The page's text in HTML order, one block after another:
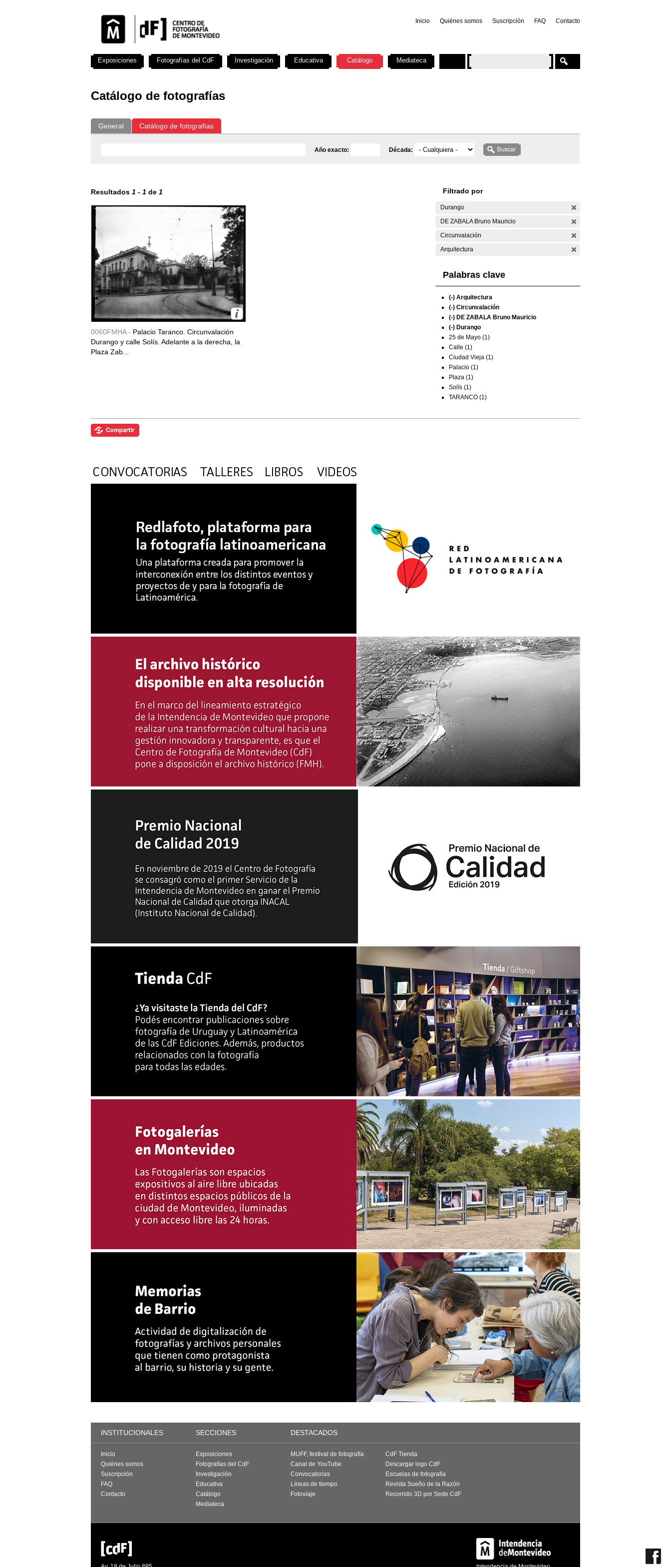
Inicio Quiénes somos Suscripción FAQ Contacto
Catálogo de fotografías
General Catálogo de fotografías
Año exacto: Década:
Resultados 1 - 1 de 1
0060FMHA - Palacio Taranco. Circunvalación
Durango y calle Solís. Adelante a la derecha, la
Plaza Zab...
Filtrado por
Durango
DE ZABALA Bruno Mauricio
Circunvalación
Arquitectura
Palabras clave
(-) Arquitectura
(-) Circunvalación
(-) DE ZABALA Bruno Mauricio
(-) Durango
25 de Mayo (1)
Calle (1)
Ciudad Vieja (1)
Palacio (1)
Plaza (1)
Solís (1)
TARANCO (1)
Exposiciones Fotografías del CdF Investigación Educativa Catálogo Mediateca
INSTITUCIONALES SECCIONES DESTACADOS
Inicio
Quiénes somos
Suscripción
FAQ
Contacto
Exposiciones
Fotografías del CdF
Investigación
Educativa
Catálogo
Mediateca
MUFF, festival de fotografía
Canal de YouTube
Convocatorias
Líneas de tiempo
Fotoviaje
CdF Tienda
Descargar logo CdF
Escuelas de fotografía
Revista Sueño de la Razón
Recorrido 3D por Sede CdF